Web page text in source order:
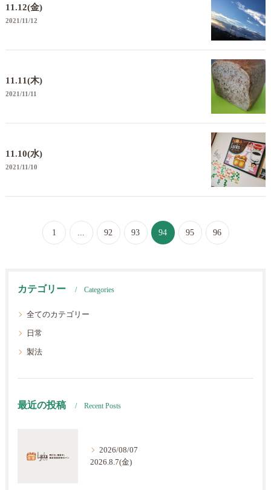
11.12(金)
2021/11/12
11.11(木)
2021/11/11
11.10(水)
2021/11/10
1 ... 92 93 94 95 96
カテゴリー Categories
全てのカテゴリー
日常
製法
最近の投稿 Recent Posts
2026/08/07
2026.8.7(金)